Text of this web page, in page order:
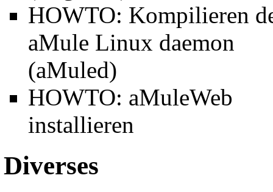
HOWTO: Kompilieren
aMule Linux daemon
(aMuled)
HOWTO: aMuleWeb
installieren
Diverses